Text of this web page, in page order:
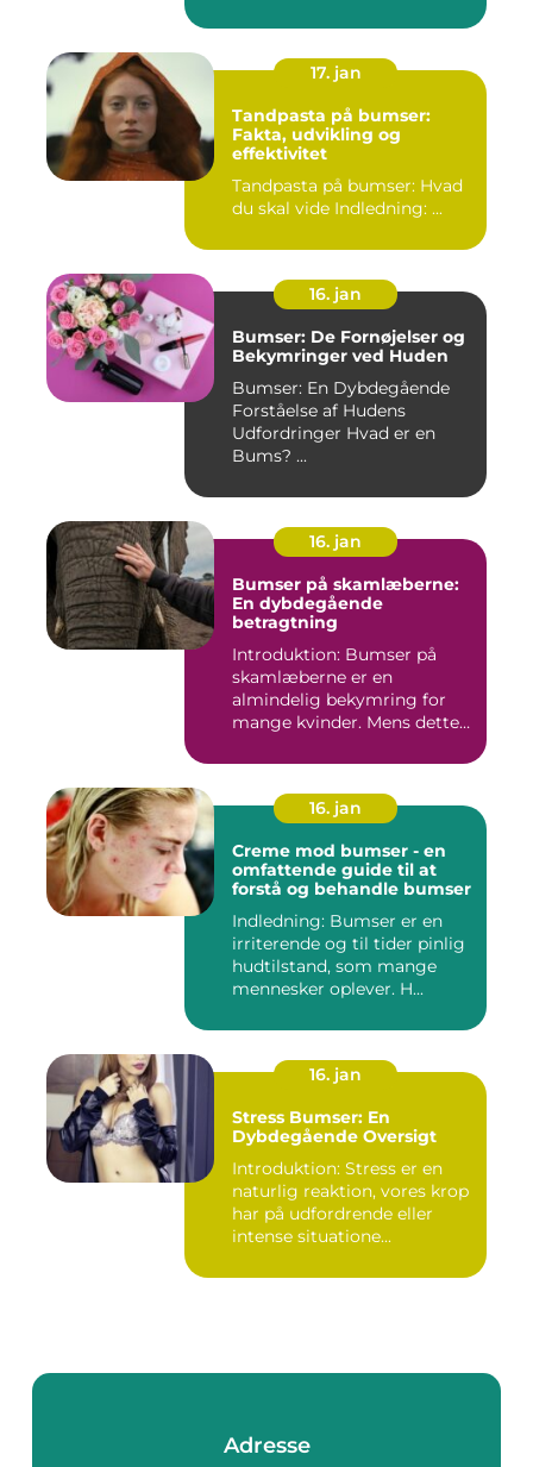
17. jan
Tandpasta på bumser:
Fakta, udvikling og
effektivitet
Tandpasta på bumser: Hvad
du skal vide Indledning: ...
16. jan
Bumser: De Fornøjelser og
Bekymringer ved Huden
Bumser: En Dybdegående
Forståelse af Hudens
Udfordringer Hvad er en
Bums? ...
16. jan
Bumser på skamlæberne:
En dybdegående
betragtning
Introduktion: Bumser på
skamlæberne er en
almindelig bekymring for
mange kvinder. Mens dette
16. jan
Creme mod bumser - en
omfattende guide til at
forstå og behandle bumser
Indledning: Bumser er en
irriterende og til tider pinlig
hudtilstand, som mange
mennesker oplever. H...
16. jan
Stress Bumser: En
Dybdegående Oversigt
Introduktion: Stress er en
naturlig reaktion, vores krop
har på udfordrende eller
intense situatione...
Adresse